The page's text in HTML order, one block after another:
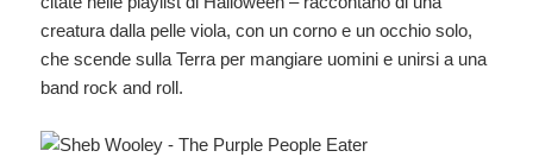
creatura dalla pelle viola, con un corno e un occhio solo,
che scende sulla Terra per mangiare uomini e unirsi a una
band rock and roll.